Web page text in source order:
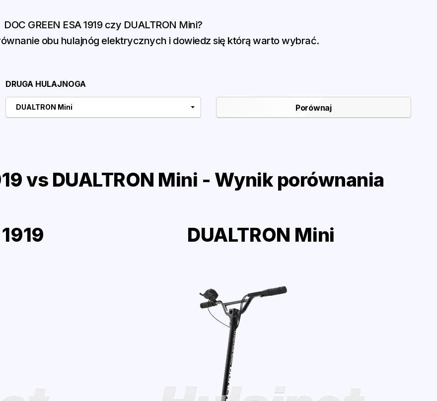
DOC GREEN ESA 1919 czy DUALTRON Mini?
obu hulajnóg elektrycznych i dowiedz się którą warto wybrać.
DRUGA HULAJNOGA
DUALTRON Mini
vs DUALTRON Mini - Wynik porównania
DUALTRON Mini